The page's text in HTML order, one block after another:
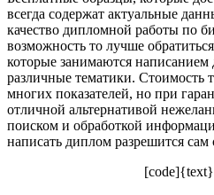
всегда содержат актуальные
качество дипломной работы по
возможность то лучше
которые занимаются написанием
различные тематики. Стоимость
многих показателей, но при
отличной альтернативой
поиском и обработкой
написать диплом разрешится сам